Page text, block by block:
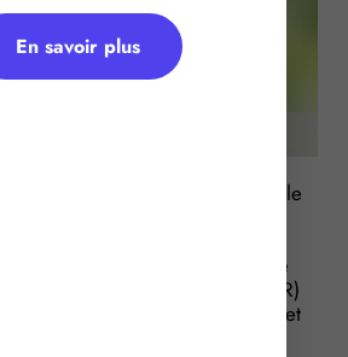
des prix des carburants, le
en place plusieurs aides à
professionnels les plus
cette perspective, une aide
de gazole non-routier (GNR)
des secteurs agricoles et
En savoir plus